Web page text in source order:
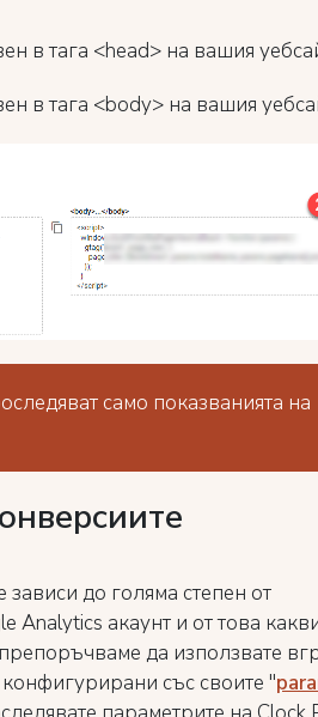
в тага <head> на вашия
в тага <body> на вашия
само показванията на
до голяма степен от
Analytics акаунт и от това
да използвате
със своите "